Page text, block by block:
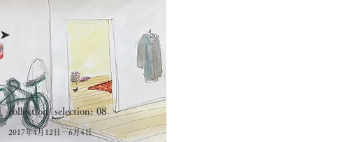
➤
collection/ selection: 08
2017年4月12日－6月4日